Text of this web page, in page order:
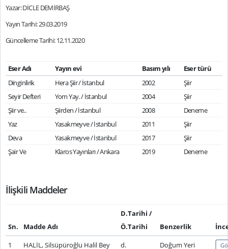
Yazar: DİCLE DEMİRBAŞ
Yayın Tarihi: 29.03.2019
Güncelleme Tarihi: 12.11.2020
Eser Adı Yayın evi Basım yılı
Eser türü
Dinginlirik
Hera Şiir / İstanbul 2002
Şiir
Seyir Defteri
Yom Yay. / İstanbul 2004
Şiir
Şiir ve..
Şiirden / İstanbul 2008
Deneme
Yaz
Yasakmeyve / İstanbul 2011
Şiir
Deva
Yasakmeyve / İstanbul 2017
Şiir
Şair Ve
Klaros Yayınları / Ankara 2019 Deneme
İlişkili Maddeler
Sn. Madde Adı
D.Tarihi /
Ö.Tarihi
Benzerlik
1
HALİL, Silsüpüroğlu Halil Bey
d.
Doğum Yeri